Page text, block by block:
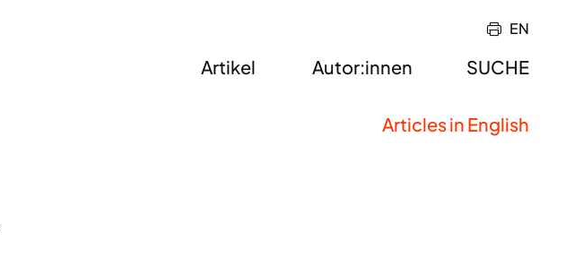
SUCHE
Artikel Autor:innen
EN
Articles in English